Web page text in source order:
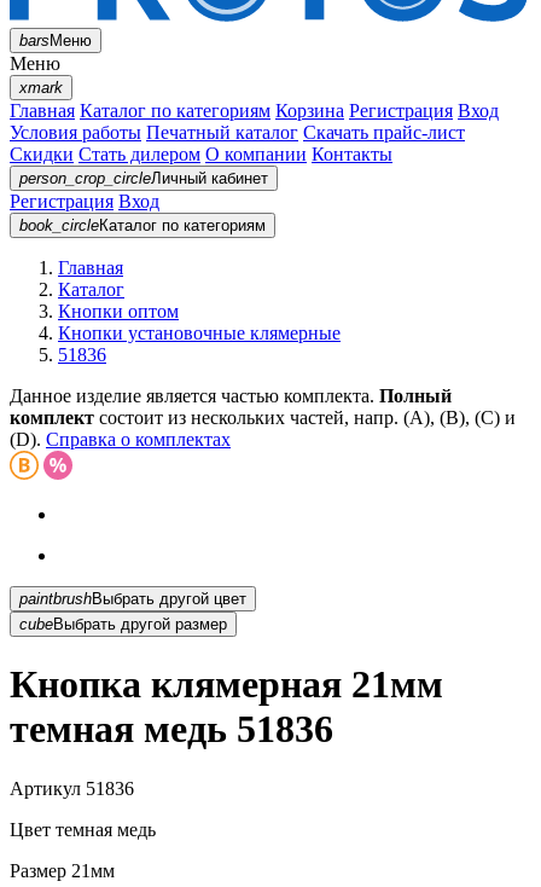
barsМеню
Меню
xmark
Главная Каталог по категориям Корзина Регистрация Вход
Условия работы Печатный каталог Скачать прайс-лист
Скидки Стать дилером О компании Контакты
person_crop_circleЛичный кабинет
Регистрация Вход
book_circleКаталог по категориям
Главная
Каталог
Кнопки оптом
Кнопки установочные клямерные
51836
Данное изделие является частью комплекта. Полный
комплект состоит из нескольких частей, напр. (А), (B), (С) и
(D). Справка о комплектах
paintbrush
Выбрать другой цвет
cubeВыбрать другой размер
Кнопка клямерная 21мм
темная медь 51836
Артикул 51836
Цвет темная медь
Размер 21мм